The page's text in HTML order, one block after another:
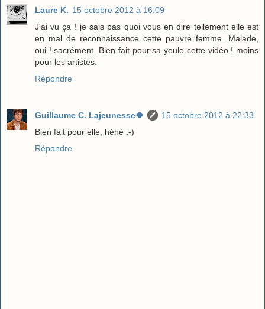
Laure K. 15 octobre 2012 à 16:09
J'ai vu ça ! je sais pas quoi vous en dire tellement elle est
en mal de reconnaissance cette pauvre femme. Malade,
oui ! sacrément. Bien fait pour sa yeule cette vidéo ! moins
pour les artistes.
Répondre
Guillaume C. Lajeunesse🍀
15 octobre 2012 à 22:33
Bien fait pour elle, héhé :-)
Répondre